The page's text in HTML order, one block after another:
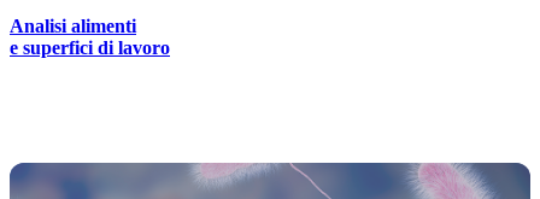
Analisi alimenti
e superfici di lavoro